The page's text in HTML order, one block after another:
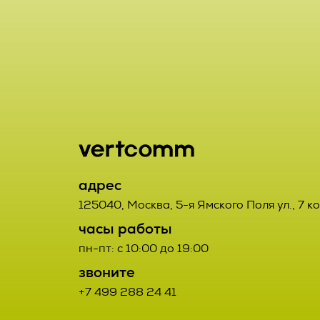
адрес
125040, Москва, 5-я Ямского Поля ул., 7
часы работы
пн-пт: с 10:00 до 19:00
звоните
+7 499 288 24 41
2.2.1. Товар
третьих лиц.
2.2.2.
Договора
орган,
или
состав
действия